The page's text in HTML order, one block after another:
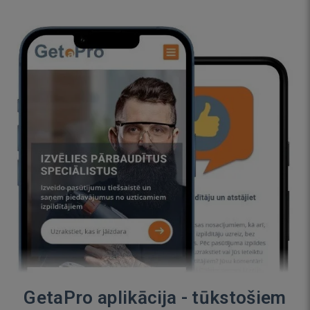
GetaPro aplikācija - tūkstošiem